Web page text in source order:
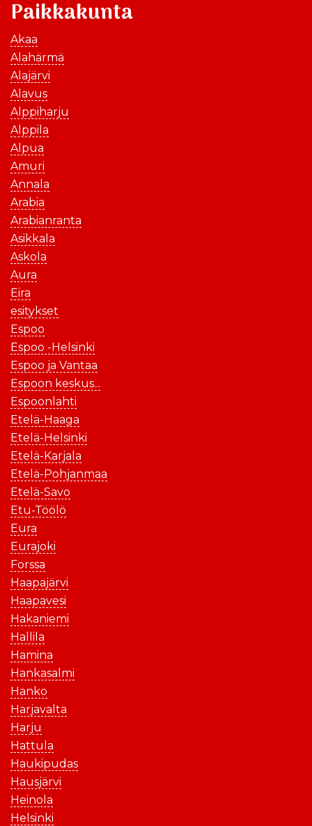
Paikkakunta
Akaa
Alahärmä
Alajärvi
Alavus
Alppiharju
Alppila
Alpua
Amuri
Annala
Arabia
Arabianranta
Asikkala
Askola
Aura
Eira
esitykset
Espoo
Espoo -Helsinki
Espoo ja Vantaa
Espoon keskus...
Espoonlahti
Etelä-Haaga
Etelä-Helsinki
Etelä-Karjala
Etelä-Pohjanmaa
Etelä-Savo
Etu-Töölö
Eura
Eurajoki
Forssa
Haapajärvi
Haapavesi
Hakaniemi
Hallila
Hamina
Hankasalmi
Hanko
Harjavalta
Harju
Hattula
Haukipudas
Hausjärvi
Heinola
Helsinki